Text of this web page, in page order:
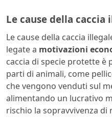
Le cause della caccia
Le cause della caccia
legate a motivazioni
caccia di specie protette è
parti di animali, come
che vengono venduti sul
alimentando un lucrativo
rischio la sopravvivenza di